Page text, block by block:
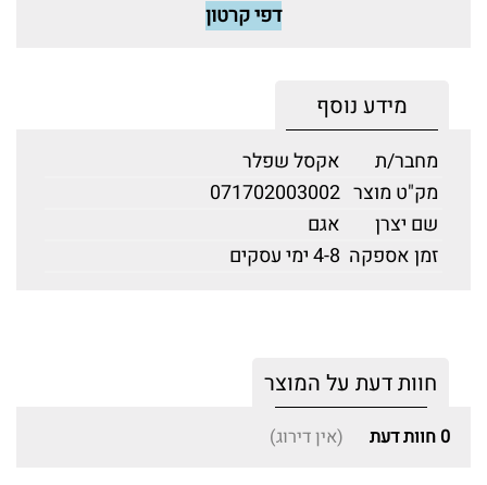
דפי קרטון
מידע נוסף
מחבר/ת
אקסל שפלר
מק"ט מוצר 071702003002
שם יצרן
אגם
זמן אספקה 4-8 ימי עסקים
חוות דעת על המוצר
0 חוות דעת (אין דירוג)